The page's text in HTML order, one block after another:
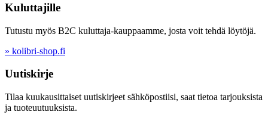
Kuluttajille
Tutustu myös B2C kuluttaja-kauppaamme, josta voit tehdä löytöjä.
» kolibri-shop.fi
Uutiskirje
Tilaa kuukausittaiset uutiskirjeet sähköpostiisi, saat tietoa tarjouksista
ja tuoteuutuuksista.